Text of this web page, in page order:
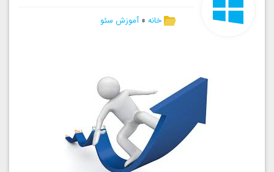
خانه»آموزش سئو